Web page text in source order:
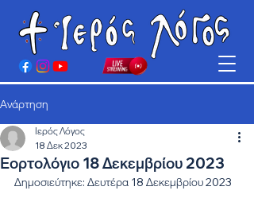
Ανάρτηση
Εορτολόγιο 18 Δεκεμβρίου 2023
Ιερός Λόγος
18 Δεκ 2023
Δημοσιεύτηκε: Δευτέρα 18 Δεκεμβρίου 2023